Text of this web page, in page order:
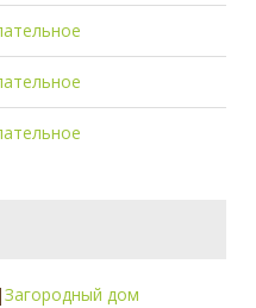
|Загородный дом